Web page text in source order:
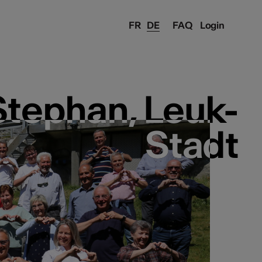
FAQ Login
FR DE
Leuk-
Stadt
Leuk-
Stadt